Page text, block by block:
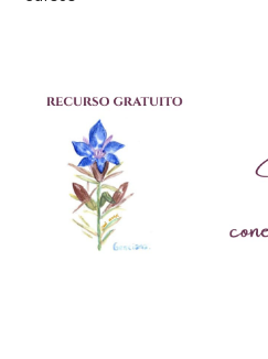
-
Cuerpo